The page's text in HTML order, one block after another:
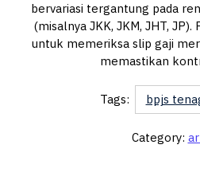
bervariasi tergantung pada
(misalnya JKK, JKM, JHT,
untuk memeriksa slip gaji
memastikan
Tags: bpjs
Category: